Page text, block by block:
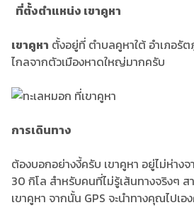
ที่ตั้งตำแหน่ง เขาคูหา
เขาคูหา ตั้งอยู่ที่ ตำบลคูหาใต้ อำเภอรั
ไกลจากตัวเมืองหาดใหญ่มากครับ
การเดินทาง
ต้องบอกอย่างงี้ครับ เขาคูหา อยู่ไม่ห่าง
30 กิโล สำหรับคนที่ไม่รู้เส้นทางจริงๆ ส
เขาคูหา จากนั้น GPS จะนำทางคุณไปเอ